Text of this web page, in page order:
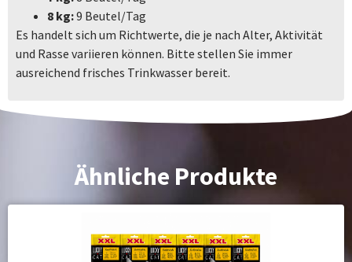
8 kg:9 Beutel/Tag
Es handelt sich um Richtwerte, die je nach Alter, Aktivität
und Rasse variieren können. Bitte stellen Sie immer
ausreichend frisches Trinkwasser bereit.
Ähnliche Produkte